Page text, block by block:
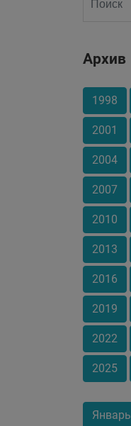
Архив
1998
2001
2004
2007
2010
2013
2016
2019
2022
2025
Январь